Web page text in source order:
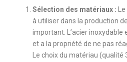
Sélection des matériaux :
à utiliser dans la production
important. L’acier inoxydable
et a la propriété de ne pas
Le choix du matériau